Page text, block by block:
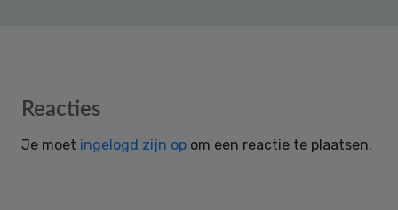
Reader
Reacties
Je moet ingelogd zijn op om een reactie te plaatsen.